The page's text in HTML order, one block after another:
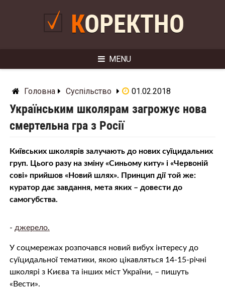
КОРЕКТНО
MENU
Головна Суспільство 01.02.2018
Українським школярам загрожує нова
смертельна гра з Росії
Київських школярів залучають до нових суїцидальних
груп. Цього разу на зміну «Синьому киту» і «Червоній
сові» прийшов «Новий шлях». Принцип дії той же:
куратор дає завдання, мета яких – довести до
самогубства.
- джерело.
У соцмережах розпочався новий вибух інтересу до
суїцидальної тематики, якою цікавляться 14-15-річні
школярі з Києва та інших міст України, – пишуть
«Вести».